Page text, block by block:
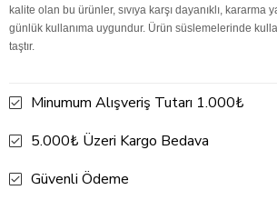
kalite olan bu ürünler, sıvıya karşı dayanıklı, kararma
günlük kullanıma uygundur. Ürün süslemelerinde
taştır.
Minumum Alışveriş Tutarı 1.000₺
5.000₺ Üzeri Kargo Bedava
Güvenli Ödeme